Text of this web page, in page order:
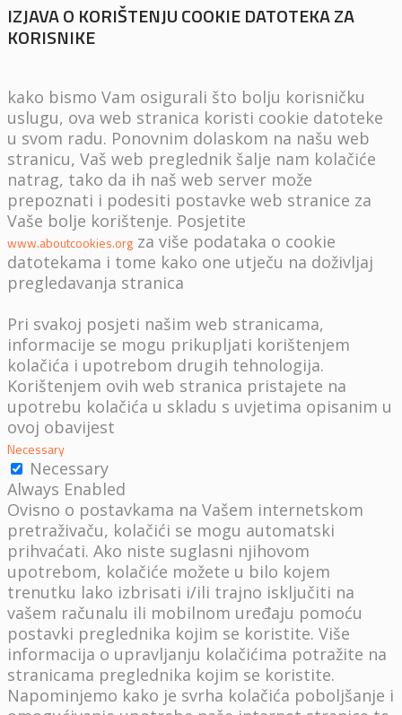
IZJAVA O KORIŠTENJU COOKIE DATOTEKA ZA
KORISNIKE
kako bismo Vam osigurali što bolju korisničku
uslugu, ova web stranica koristi cookie datoteke
u svom radu. Ponovnim dolaskom na našu web
stranicu, Vaš web preglednik šalje nam kolačiće
natrag, tako da ih naš web server može
prepoznati i podesiti postavke web stranice za
Vaše bolje korištenje. Posjetite
www.aboutcookies.org za više podataka o cookie
datotekama i tome kako one utječu na doživljaj
pregledavanja stranica
Pri svakoj posjeti našim web stranicama,
informacije se mogu prikupljati korištenjem
kolačića i upotrebom drugih tehnologija.
Korištenjem ovih web stranica pristajete na
upotrebu kolačića u skladu s uvjetima opisanim u
ovoj obavijest
Necessary
Necessary
Always Enabled
Ovisno o postavkama na Vašem internetskom
pretraživaču, kolačići se mogu automatski
prihvaćati. Ako niste suglasni njihovom
upotrebom, kolačiće možete u bilo kojem
trenutku lako izbrisati i/ili trajno isključiti na
vašem računalu ili mobilnom uređaju pomoću
postavki preglednika kojim se koristite. Više
informacija o upravljanju kolačićima potražite na
stranicama preglednika kojim se koristite.
Napominjemo kako je svrha kolačića poboljšanje i